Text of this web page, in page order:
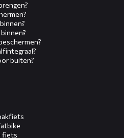
buiten?
fiets